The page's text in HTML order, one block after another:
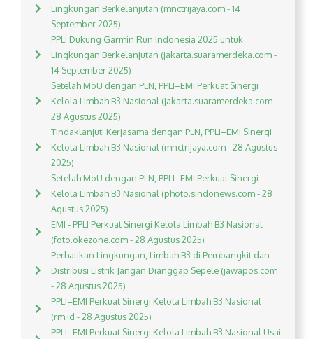
Lingkungan Berkelanjutan (mnctrijaya.com - 14
September 2025)
PPLI Dukung Garmin Run Indonesia 2025 untuk
Lingkungan Berkelanjutan (jakarta.suaramerdeka.com -
14 September 2025)
Setelah MoU dengan PLN, PPLI–EMI Perkuat Sinergi
Kelola Limbah B3 Nasional (jakarta.suaramerdeka.com -
28 Agustus 2025)
Tindaklanjuti Kerjasama dengan PLN, PPLI–EMI Sinergi
Kelola Limbah B3 Nasional (mnctrijaya.com - 28 Agustus
2025)
Setelah MoU dengan PLN, PPLI–EMI Perkuat Sinergi
Kelola Limbah B3 Nasional (photo.sindonews.com - 28
Agustus 2025)
EMI - PPLI Perkuat Sinergi Kelola Limbah B3 Nasional
(foto.okezone.com - 28 Agustus 2025)
Perhatikan Lingkungan, Limbah B3 di Pembangkit dan
Distribusi Listrik Jangan Dianggap Sepele (jawapos.com
- 28 Agustus 2025)
PPLI–EMI Perkuat Sinergi Kelola Limbah B3 Nasional
(rm.id - 28 Agustus 2025)
PPLI–EMI Perkuat Sinergi Kelola Limbah B3 Nasional Usai